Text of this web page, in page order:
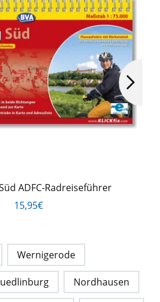
ADFC-Radreiseführer
15,95€
Wernigerode
Nordhausen